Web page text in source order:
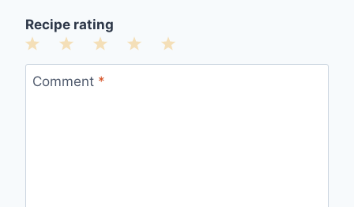
Recipe rating
5
4
3
Stars
2
Stars
1
Star
Comment *